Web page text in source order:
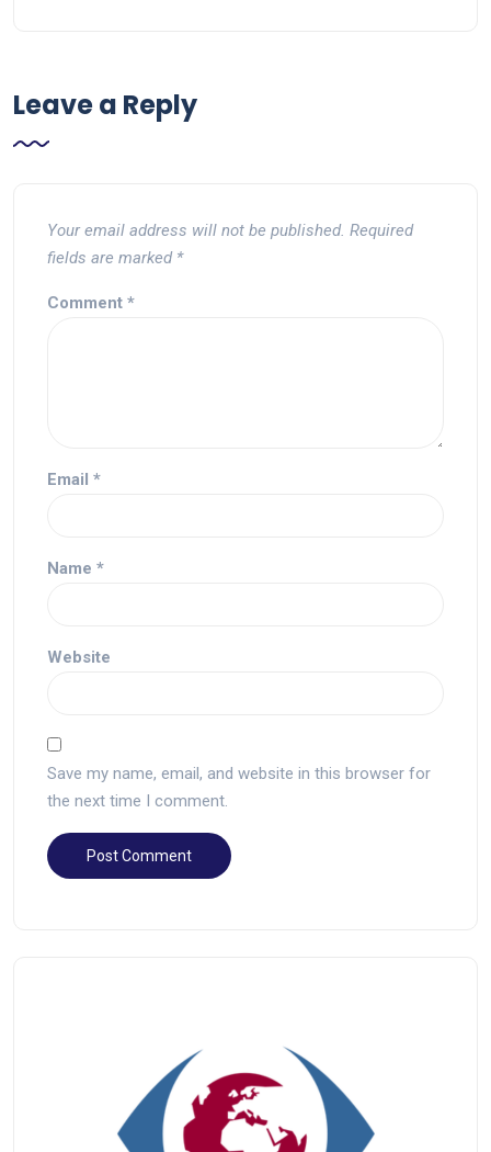
Leave a Reply
Your email address will not be published. Required
fields are marked *
Comment *
Email *
Name *
Website
Save my name, email, and website in this browser for
the next time I comment.